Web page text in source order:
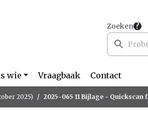
Zoeken
wie Vraagbaak Contact
2025) 2025-065 11 Bijlage - Quickscan